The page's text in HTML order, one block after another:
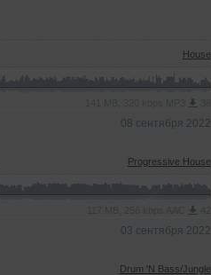
House
08 сентября 2022
Progressive House
03 сентября 2022
Drum 'N Bass/Jungle